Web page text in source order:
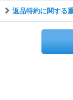
返品特約に関する